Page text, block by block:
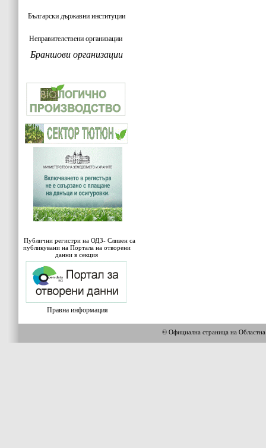
Български държавни институции
Неправителствени организации
Браншови организации
Публични регистри на ОДЗ- Сливен са
публикувани на Портала на отворени
данни в секция
Правна информация
© Официална страница на